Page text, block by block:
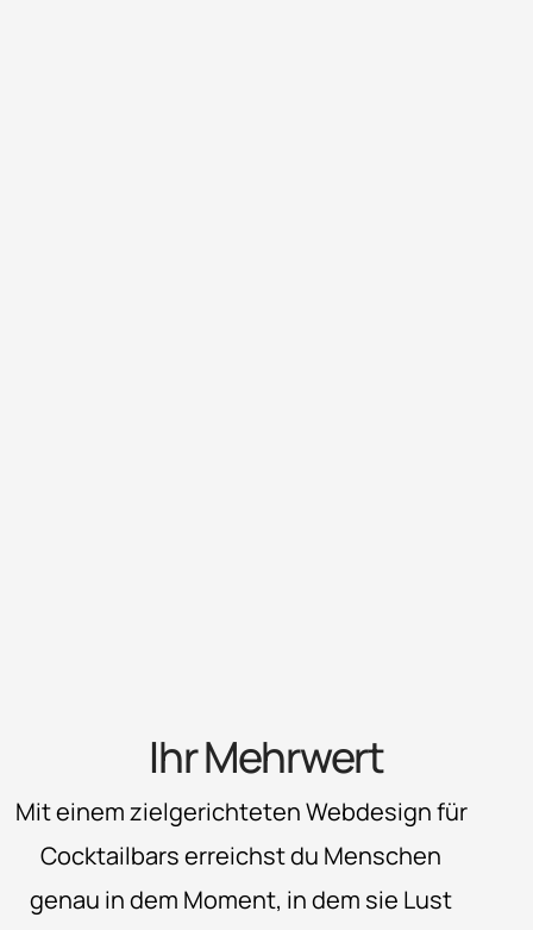
Ihr Mehrwert
Mit einem zielgerichteten Webdesign für
Cocktailbars erreichst du Menschen
genau in dem Moment, in dem sie Lust